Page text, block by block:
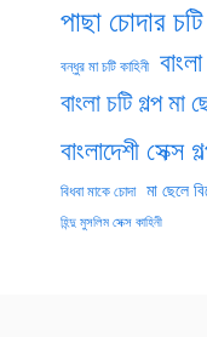
পাছা চোদার
বন্ধুর মা চটি কাহিনী
বাংলা চটি গল্প মা
বাংলাদেশী সেক্স
বিধবা মাকে চোদা মা ছেলে
হিন্দু মুসলিম সেক্স কাহিনী